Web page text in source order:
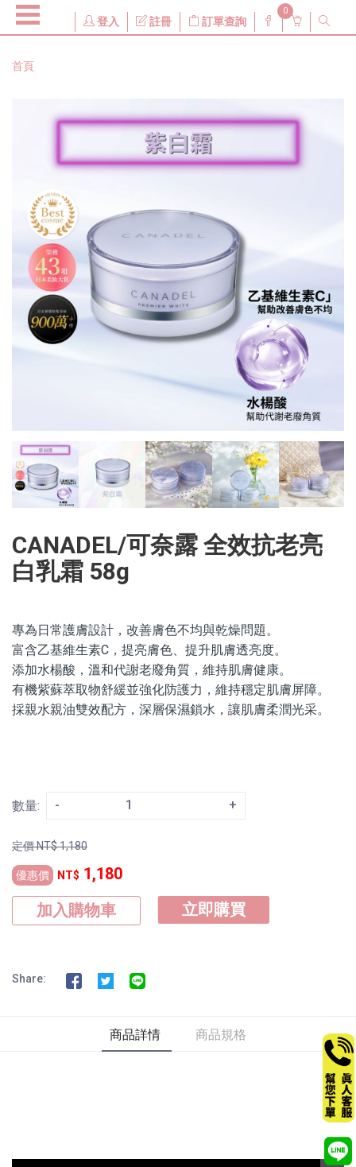
登入 註冊 訂單查詢
0
首頁
CANADEL/可奈露 全效抗老亮
白乳霜 58g
專為日常護膚設計，改善膚色不均與乾燥問題。
富含乙基維生素C，提亮膚色、提升肌膚透亮度。
添加水楊酸，溫和代謝老廢角質，維持肌膚健康。
有機紫蘇萃取物舒緩並強化防護力，維持穩定肌膚屏障。
採親水親油雙效配方，深層保濕鎖水，讓肌膚柔潤光采。
數量: +
-
定價NT$1,180
優惠價 NT$ 1,180
加入購物車
立即購買
Share:
商品詳情 商品規格